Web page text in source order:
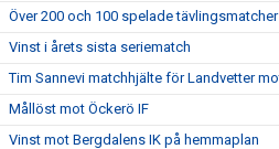
Över 200 och 100 spelade
Vinst i årets sista seriematch
Tim Sannevi matchhjälte för Landvetter
Mållöst mot Öckerö IF
Vinst mot Bergdalens IK på hemmaplan